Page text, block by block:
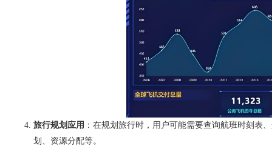
旅行规划应用 ：在规划旅行时，用户可能需要查询航班时刻表
划、资源分配等。